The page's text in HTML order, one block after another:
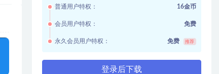
普通用户特权： 16金币
会员用户特权： 免费
永久会员用户特权： 免费 推荐
登录后下载